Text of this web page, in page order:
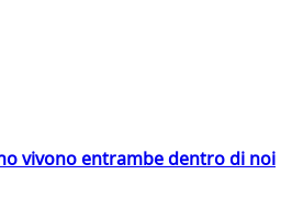
vivono entrambe dentro di noi